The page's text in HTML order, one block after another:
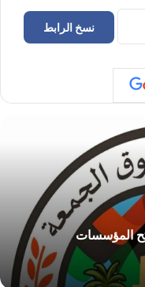
نسخ الرابط
المؤسسات